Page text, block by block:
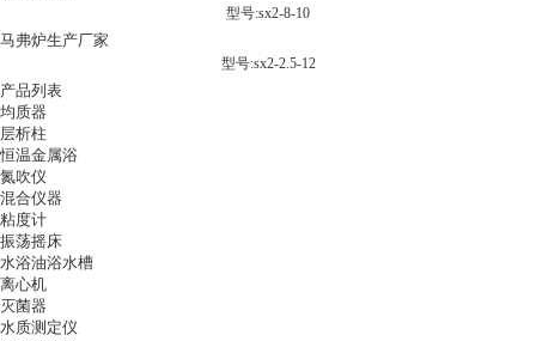
型号:sx2-8-10
马弗炉生产厂家
型号:sx2-2.5-12
产品列表
均质器
层析柱
恒温金属浴
氮吹仪
混合仪器
粘度计
振荡摇床
水浴油浴水槽
离心机
灭菌器
水质测定仪